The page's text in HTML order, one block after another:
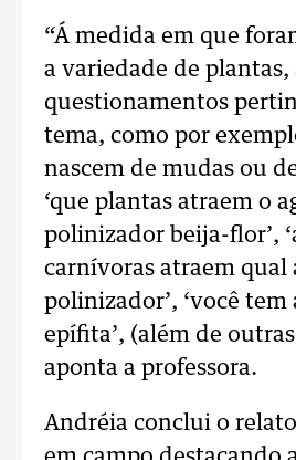
“Á medida em que
a variedade de plantas,
questionamentos
tema, como por
nascem de mudas ou
‘que plantas atraem o
polinizador beija-flor’,
carnívoras atraem qual
polinizador’, ‘você
epífita’, (além de
aponta a professora.
Andréia conclui o